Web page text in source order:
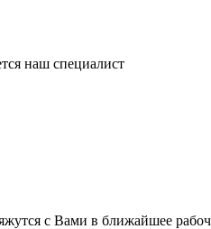
наш специалист
с Вами в ближайшее